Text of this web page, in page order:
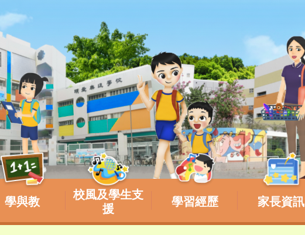
學與教
校風及學生支
援
學習經歷 家長資訊